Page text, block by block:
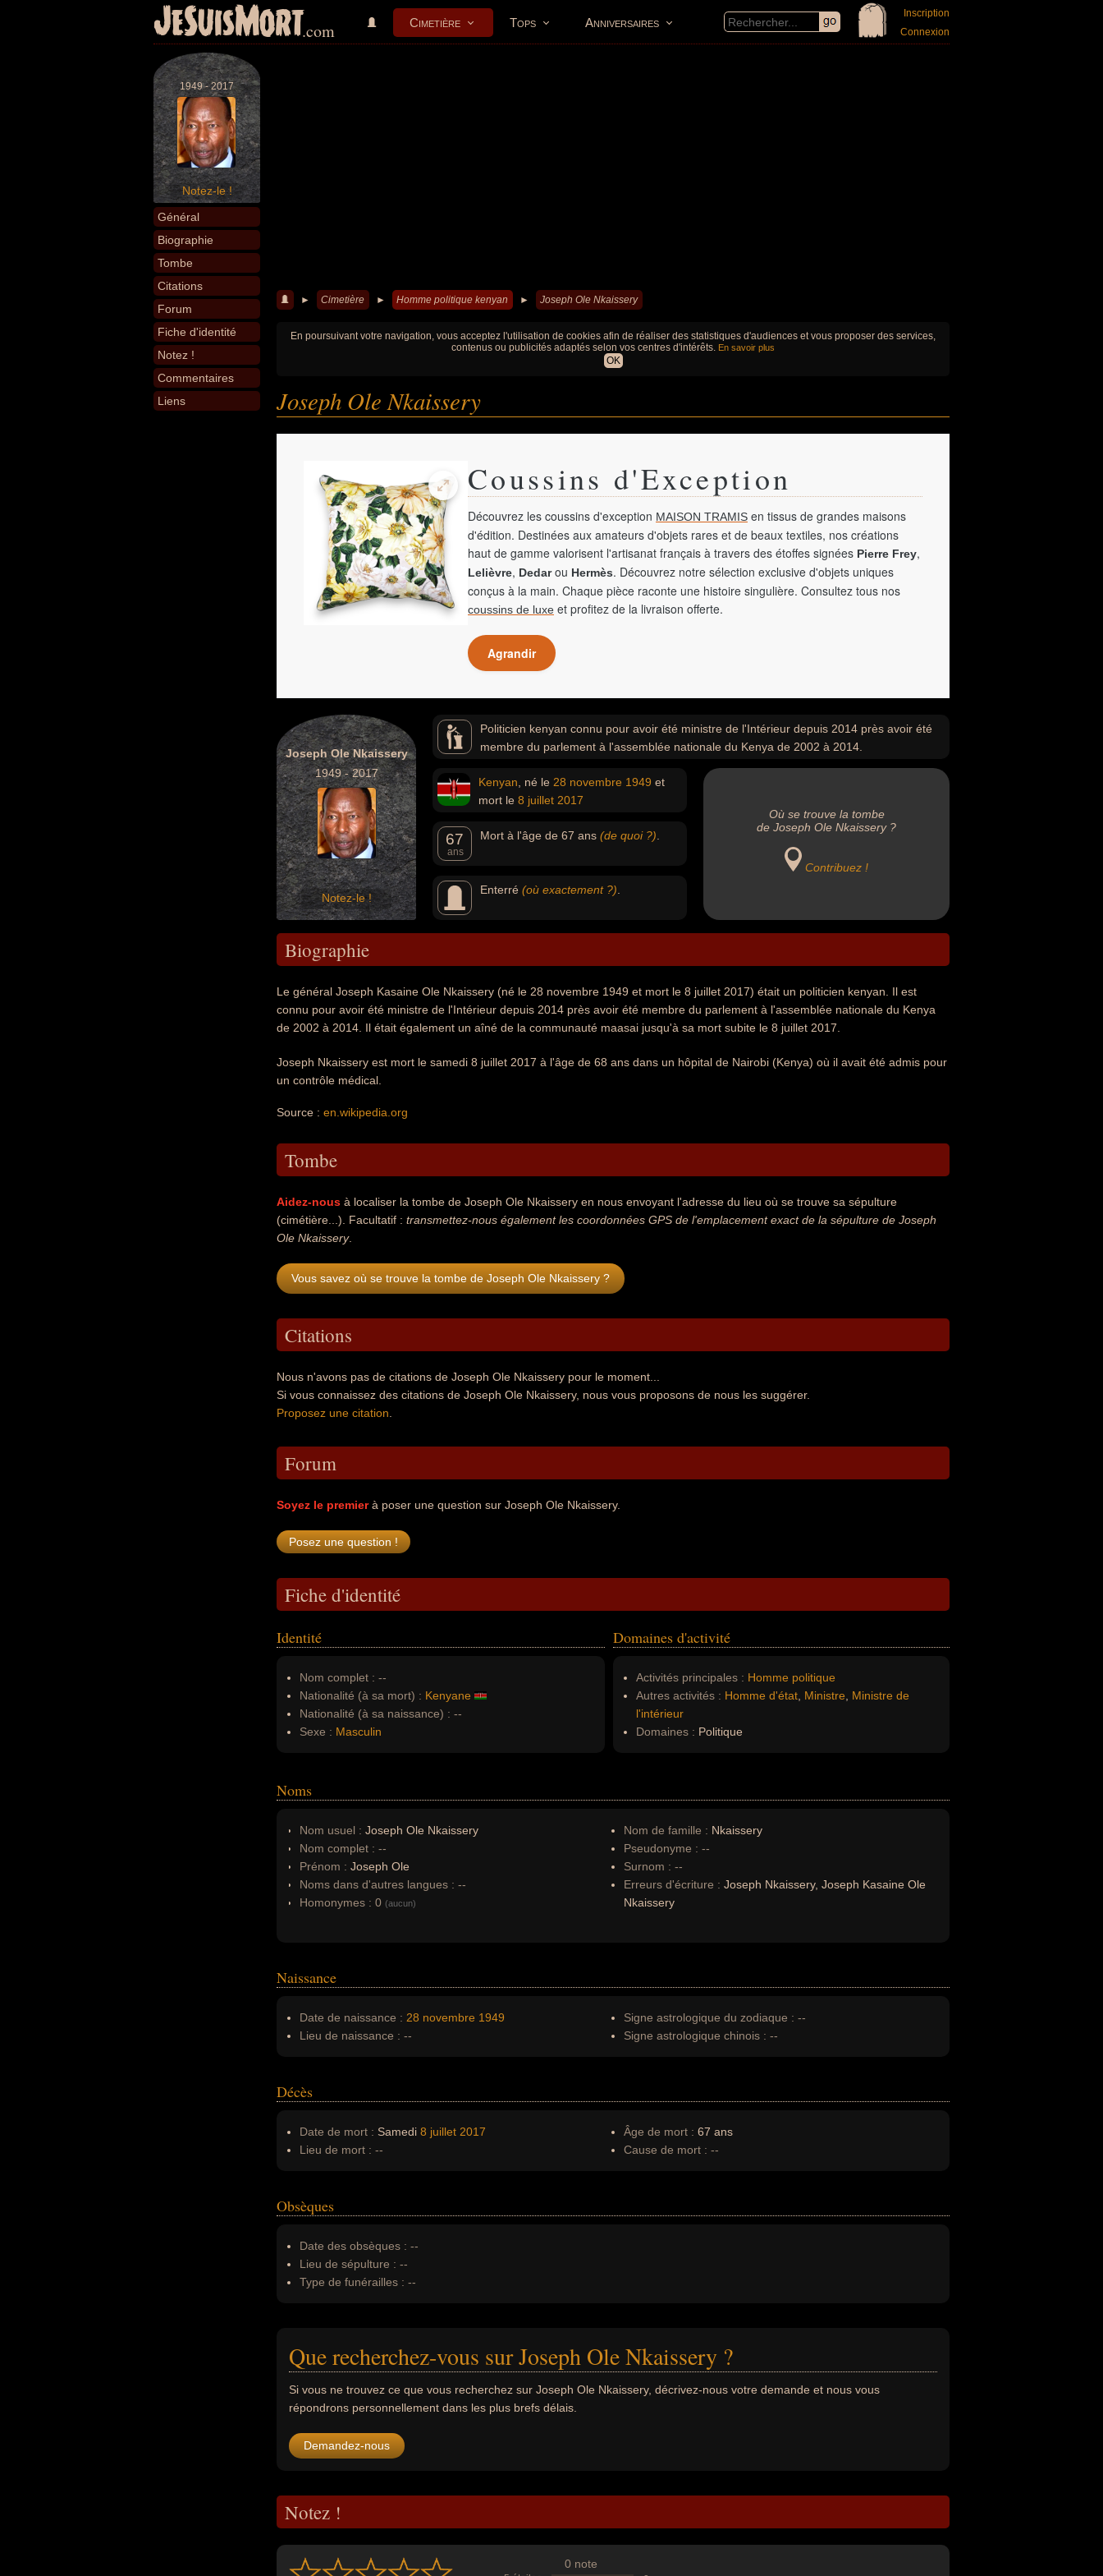
JeSuisMort.com Cimetière Tops Anniversaires
Inscription
Connexion
1949 - 2017
Notez-le !
Général
Biographie
Tombe
Citations
Forum
Fiche d'identité
Notez !
Commentaires
Liens
► Cimetière ► Homme politique kenyan ► Joseph Ole Nkaissery
En poursuivant votre navigation, vous acceptez l'utilisation de cookies afin de réaliser des statistiques d'audiences et vous proposer des services,
contenus ou publicités adaptés selon vos centres d'intérêts. En savoir plus
OK
Joseph Ole Nkaissery
Coussins d'Exception
Découvrez les coussins d'exception MAISON TRAMIS en tissus de grandes maisons
d'édition. Destinées aux amateurs d'objets rares et de beaux textiles, nos créations
haut de gamme valorisent l'artisanat français à travers des étoffes signées Pierre Frey,
Lelièvre, Dedarou Hermès. Découvrez notre sélection exclusive d'objets uniques
conçus à la main. Chaque pièce raconte une histoire singulière. Consultez tous nos
coussins de luxe et profitez de la livraison offerte.
Agrandir
Joseph Ole Nkaissery
1949 - 2017
Notez-le !
Politicien kenyan connu pour avoir été ministre de l'Intérieur depuis 2014 près avoir été
membre du parlement à l'assemblée nationale du Kenya de 2002 à 2014.
Kenyan , né le 28 novembre 1949 et
mort le 8 juillet 2017
67
ans
Mort à l'âge de 67 ans (de quoi ?)
Enterré (où exactement ?)
Où se trouve la tombe
de Joseph Ole Nkaissery ?
Contribuez !
Biographie
Le général Joseph Kasaine Ole Nkaissery (né le 28 novembre 1949 et mort le 8 juillet 2017) était un politicien kenyan. Il est
connu pour avoir été ministre de l'Intérieur depuis 2014 près avoir été membre du parlement à l'assemblée nationale du Kenya
de 2002 à 2014. Il était également un aîné de la communauté maasai jusqu'à sa mort subite le 8 juillet 2017.
Joseph Nkaissery est mort le samedi 8 juillet 2017 à l'âge de 68 ans dans un hôpital de Nairobi (Kenya) où il avait été admis pour
un contrôle médical.
Source : en.wikipedia.org
Tombe
Aidez-nous à localiser la tombe de Joseph Ole Nkaissery en nous envoyant l'adresse du lieu où se trouve sa sépulture
(cimétière...). Facultatif : transmettez-nous également les coordonnées GPS de l'emplacement exact de la sépulture de Joseph
Ole Nkaissery.
Vous savez où se trouve la tombe de Joseph Ole Nkaissery ?
Citations
Nous n'avons pas de citations de Joseph Ole Nkaissery pour le moment...
Si vous connaissez des citations de Joseph Ole Nkaissery, nous vous proposons de nous les suggérer.
Proposez une citation
Forum
Soyez le premierà poser une question sur Joseph Ole Nkaissery.
Fiche d'identité
Identité
Nom complet : --
Nationalité (à sa mort) : Kenyane
Nationalité (à sa naissance) : --
Sexe : Masculin
Domaines d'activité
Activités principales : Homme politique
Autres activités : Homme d'état Ministre
Ministre de
l'intérieur
Domaines : Politique
Noms
Nom usuel : Joseph Ole Nkaissery
Nom complet : --
Prénom : Joseph Ole
Noms dans d'autres langues : --
Homonymes : 0 (aucun)
Nom de famille : Nkaissery
Pseudonyme : --
Surnom : --
Erreurs d'écriture : Joseph Nkaissery, Joseph Kasaine Ole
Nkaissery
Naissance
Date de naissance : 28 novembre 1949
Lieu de naissance : --
Signe astrologique du zodiaque : --
Signe astrologique chinois : --
Décès
Date de mort : Samedi 8 juillet 2017
Lieu de mort : --
Âge de mort : 67 ans
Cause de mort : --
Obsèques
Date des obsèques : --
Lieu de sépulture : --
Type de funérailles : --
Que recherchez-vous sur Joseph Ole Nkaissery ?
Si vous ne trouvez ce que vous recherchez sur Joseph Ole Nkaissery, décrivez-nous votre demande et nous vous
répondrons personnellement dans les plus brefs délais.
Demandez-nous
Notez !
0 note